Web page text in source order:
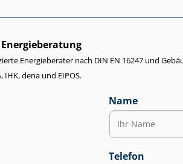
Energieberater nach DIN EN 16247 und
IHK, dena und EIPOS.
Name
Telefon